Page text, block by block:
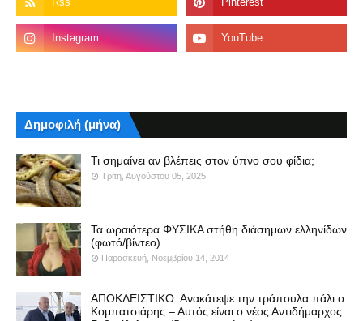
Δημοφιλή (μήνα)
Τι σημαίνει αν βλέπεις στον ύπνο σου φίδια;
Τρίτη, Αυγούστου 05, 2025
Τα ωραιότερα ΦΥΣΙΚΑ στήθη διάσημων ελληνίδων
(φωτό/βίντεο)
Παρασκευή, Νοεμβρίου 14, 2014
ΑΠΟΚΛΕΙΣΤΙΚΟ: Ανακάτεψε την τράπουλα πάλι ο
Κομπατσιάρης – Αυτός είναι ο νέος Αντιδήμαρχος